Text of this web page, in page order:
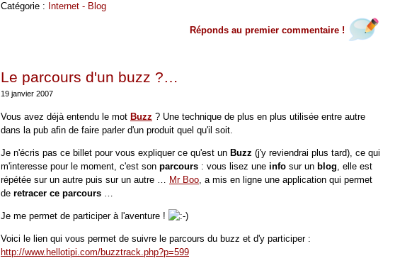
Catégorie : Internet - Blog
Réponds au premier commentaire !
Le parcours d'un buzz ?…
19 janvier 2007
Vous avez déjà entendu le mot Buzz ? Une technique de plus en plus utilisée entre autre
dans la pub afin de faire parler d'un produit quel qu'il soit.
Je n'écris pas ce billet pour vous expliquer ce qu'est un Buzz (j'y reviendrai plus tard), ce qui
m'interesse pour le moment, c'est son parcours : vous lisez une info sur un blog , elle est
répétée sur un autre puis sur un autre …
Mr Boo , a mis en ligne une application qui permet
de retracer ce parcours
Je me permet de participer à l'aventure !
Voici le lien qui vous permet de suivre le parcours du buzz et d'y participer :
http://www.hellotipi.com/buzztrack.php?p=599